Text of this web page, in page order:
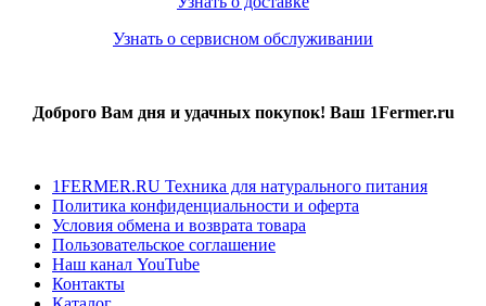
Узнать о сервисном обслуживании
Доброго Вам дня и удачных покупок! Ваш 1Fermer.ru
1FERMER.RU Техника для натурального питания
Политика конфиденциальности и оферта
Условия обмена и возврата товара
Пользовательское соглашение
Наш канал YouTube
Контакты